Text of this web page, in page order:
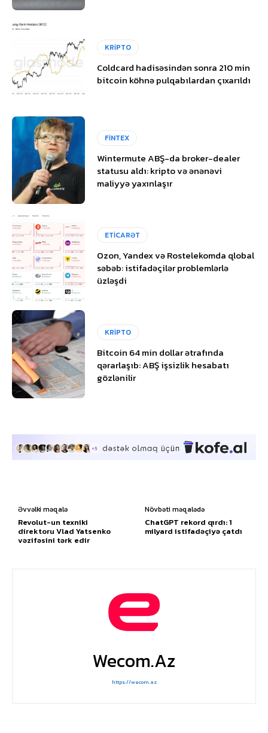
KRİPTO
Coldcard hadisəsindən sonra 210 min
bitcoin köhnə pulqabılardan çıxarıldı
FİNTEX
Wintermute ABŞ-da broker-dealer
statusu aldı: kripto və ənənəvi
maliyyə yaxınlaşır
ETİCARƏT
Ozon, Yandex və Rostelekomda qlobal
səbəb: istifadəçilər problemlərlə
üzləşdi
KRİPTO
Bitcoin 64 min dollar ətrafında
qərarlaşıb: ABŞ işsizlik hesabatı
gözlənilir
Əvvəlki məqalə
Revolut-un texniki
direktoru Vlad Yatsenko
vəzifəsini tərk edir
Növbəti məqalədə
ChatGPT rekord qırdı: 1
milyard istifadəçiyə çatdı
Wecom.az
https://wecom.az